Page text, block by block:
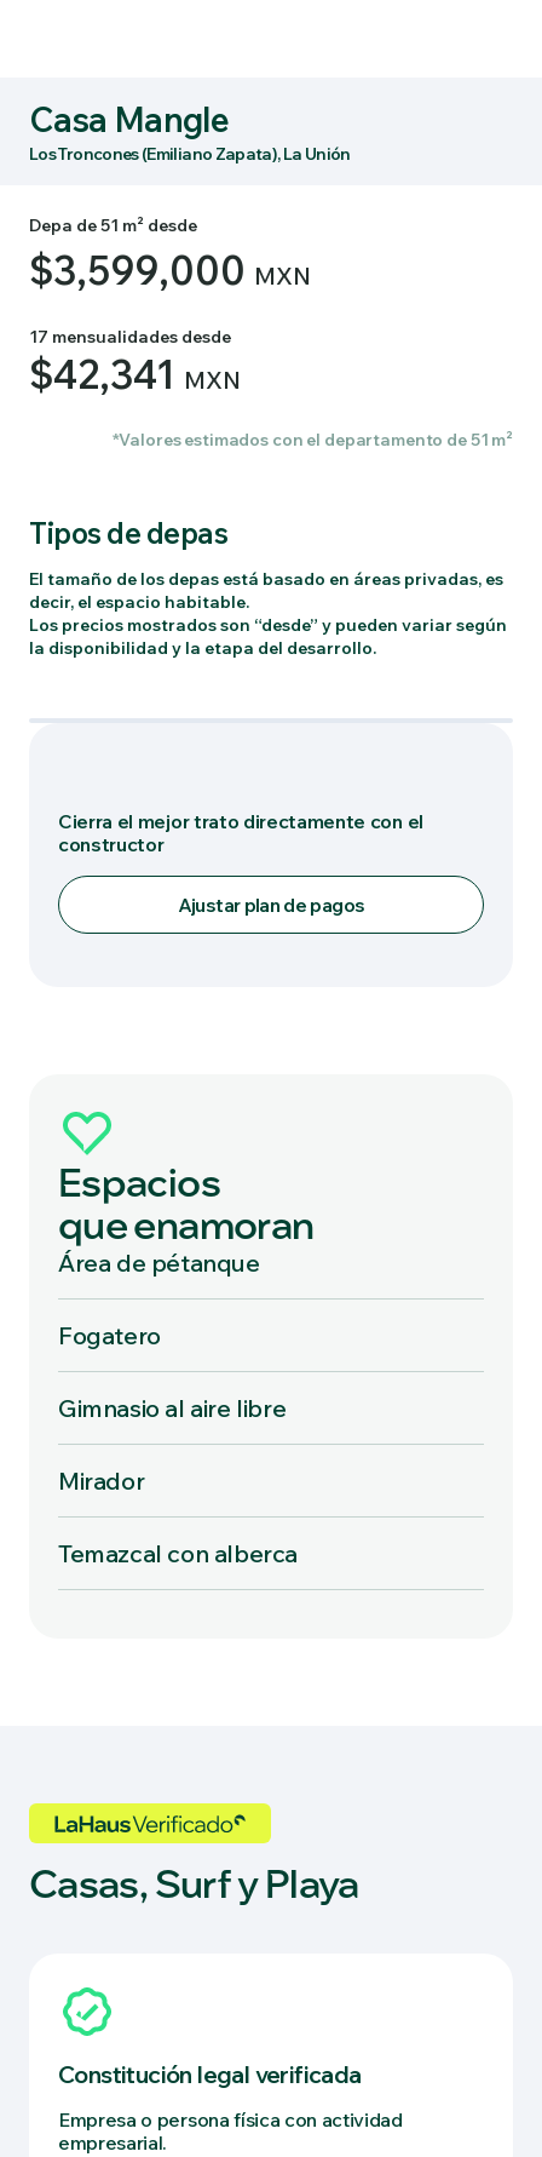
Casa Mangle
Los Troncones (Emiliano Zapata), La Unión
Depa de 51 m² desde
$3,599,000 MXN
17 mensualidades desde
$42,341 MXN
*Valores estimados con el departamento de 51 m²
Tipos de depas
El tamaño de los depas está basado en áreas privadas, es
decir, el espacio habitable.
Los precios mostrados son “desde” y pueden variar según
la disponibilidad y la etapa del desarrollo.
Cierra el mejor trato directamente con el
constructor
Ajustar plan de pagos
Espacios
que enamoran
Área de pétanque
Fogatero
Gimnasio al aire libre
Mirador
Temazcal con alberca
Casas, Surf y Playa
Constitución legal verificada
Empresa o persona física con actividad
empresarial.